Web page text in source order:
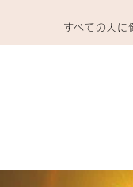
すべての人に